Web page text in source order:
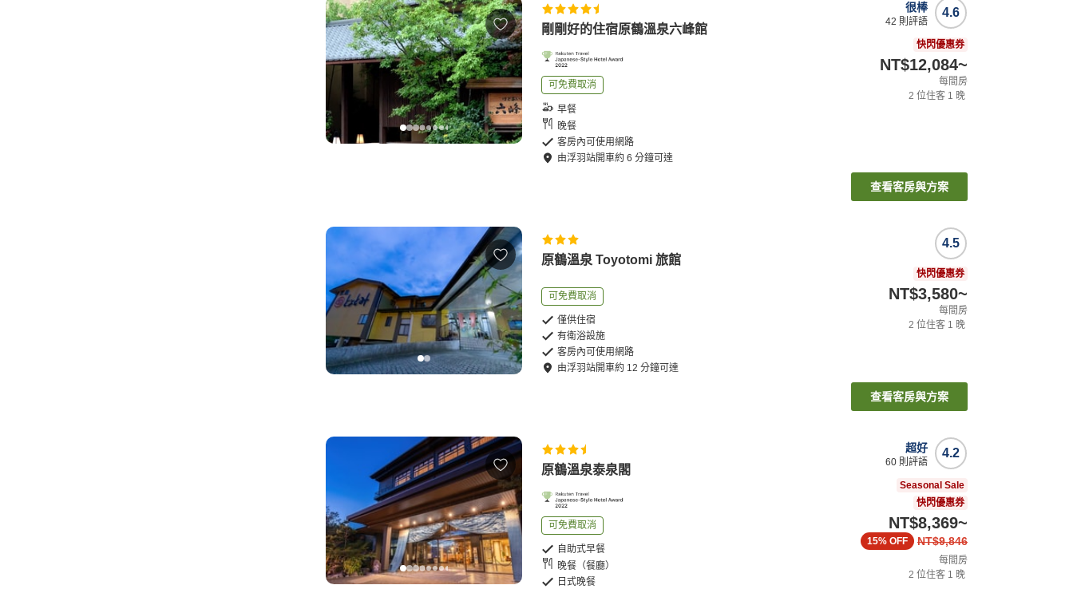
剛剛好的住宿原鶴溫泉六峰館
可免費取消
早餐
晚餐
客房內可使用網路
由浮羽站開車約6 分鐘可達
4.6
很棒
42 則評語
快閃優惠券
NT$12,084~
每間房
2 位住客 1 晚
查看客房與方案
原鶴溫泉 Toyotomi 旅館
可免費取消
僅供住宿
有衛浴設施
客房內可使用網路
由浮羽站開車約 12 分鐘可達
4.5
快閃優惠券
NT$3,580~
每間房
2 位住客 1 晚
查看客房與方案
原鶴溫泉泰泉閣
可免費取消
自助式早餐
晚餐（餐廳）
日式晚餐
4.2
超好
60 則評語
Seasonal Sale
快閃優惠券
NT$8,369~
NT$9,846
15% OFF
每間房
2 位住客 1 晚